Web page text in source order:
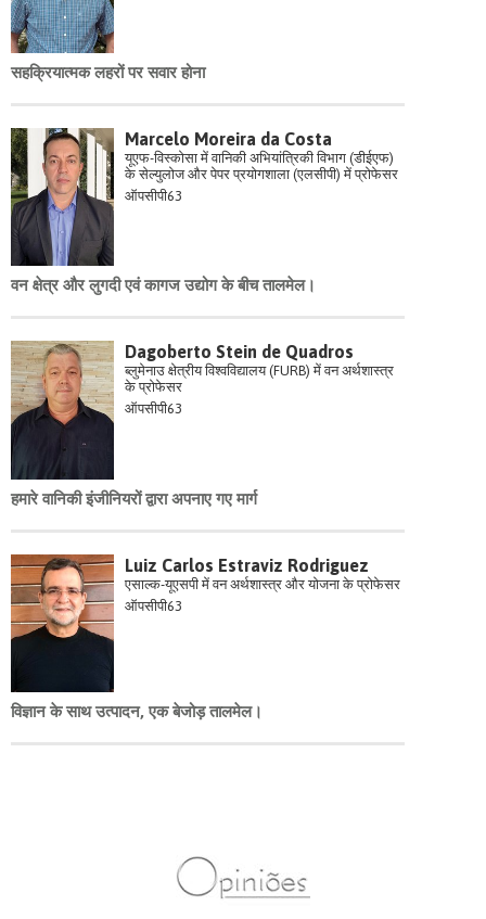
सहक्रियात्मक लहरों पर सवार होना
Marcelo Moreira da Costa
यूएफ-विस्कोसा में वानिकी अभियांत्रिकी विभाग (डीईएफ)
के सेल्युलोज और पेपर प्रयोगशाला (एलसीपी) में प्रोफेसर
ऑपसीपी63
वन क्षेत्र और लुगदी एवं कागज उद्योग के बीच तालमेल।
Dagoberto Stein de Quadros
ब्लुमेनाउ क्षेत्रीय विश्वविद्यालय (FURB) में वन अर्थशास्त्र
के प्रोफेसर
ऑपसीपी63
हमारे वानिकी इंजीनियरों द्वारा अपनाए गए मार्ग
Luiz Carlos Estraviz Rodriguez
एसाल्क-यूएसपी में वन अर्थशास्त्र और योजना के प्रोफेसर
ऑपसीपी63
विज्ञान के साथ उत्पादन, एक बेजोड़ तालमेल।